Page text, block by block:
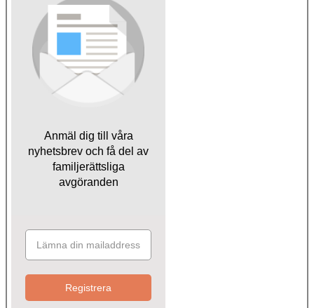
Anmäl dig till våra
nyhetsbrev och få del av
familjerättsliga
avgöranden
Registrera